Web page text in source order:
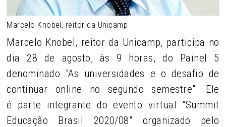
Marcelo Knobel, reitor da Unicamp
Marcelo Knobel, reitor da Unicamp, participa no
dia 28 de agosto, às 9 horas, do Painel 5
denominado "As universidades e o desafio de
continuar online no segundo semestre". Ele
é parte integrante do evento virtual "Summit
Educação Brasil 2020/08" organizado pelo